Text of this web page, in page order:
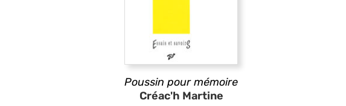
Poussin pour mémoire
Créac'h Martine